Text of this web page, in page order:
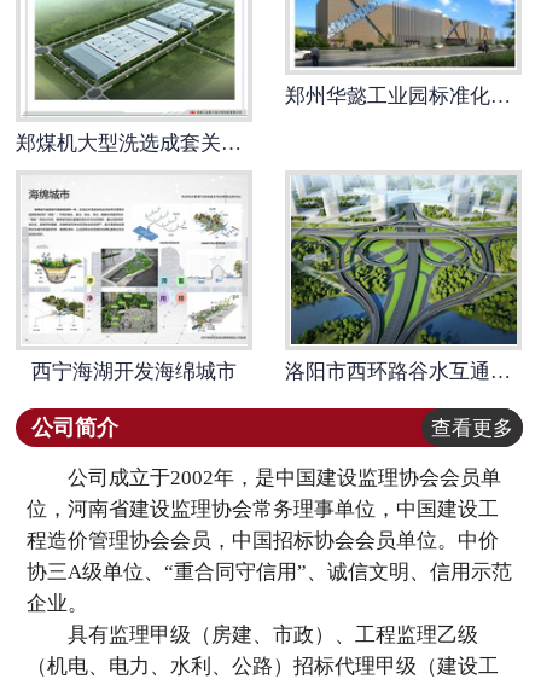
郑煤机大型洗选成套关键装备建设项目
郑州华懿工业园标准化厂房
西宁海湖开发海绵城市 洛阳市西环路谷水互通立交建设工程项目
公司简介 查看更多
公司成立于2002年，是中国建设监理协会会员单
位，河南省建设监理协会常务理事单位，中国建设工
程造价管理协会会员，中国招标协会会员单位。中价
协三A级单位、“重合同守信用”、诚信文明、信用示范
企业。
具有监理甲级（房建、市政）、工程监理乙级
（机电、电力、水利、公路）招标代理甲级（建设工